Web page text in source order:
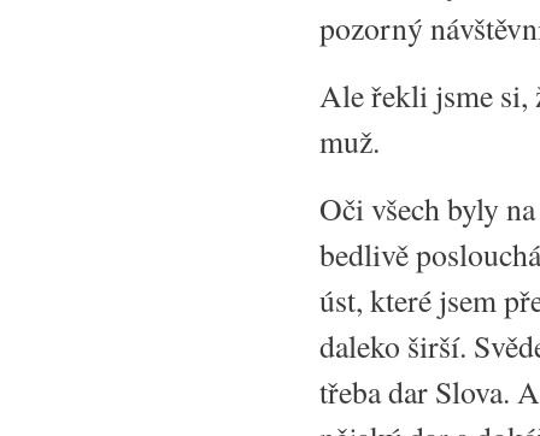
pozorný
Ale řekli jsme si,
muž.
Oči všech byly
bedlivě
úst, které jsem
daleko širší.
třeba dar Slova.